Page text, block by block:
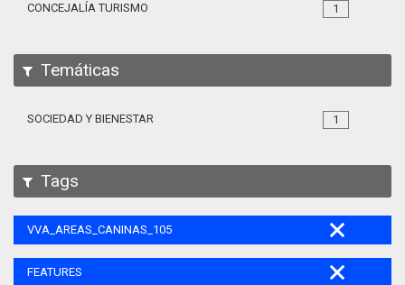
1
CONCEJALÍA TURISMO
Temáticas
1
SOCIEDAD Y BIENESTAR
Tags
VVA_AREAS_CANINAS_105
FEATURES